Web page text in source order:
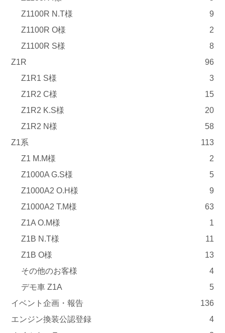
Z1100R N.T様
9
Z1100R O様
2
Z1100R S様
8
Z1R
96
Z1R1 S様
3
Z1R2 C様
15
Z1R2 K.S様
20
Z1R2 N様
58
Z1系
113
Z1 M.M様
2
Z1000A G.S様
5
Z1000A2 O.H様
9
Z1000A2 T.M様
63
Z1A O.M様
1
Z1B N.T様
11
Z1B O様
13
その他のお客様
4
デモ車 Z1A
5
イベント企画・報告
136
エンジン換装公認登録
4